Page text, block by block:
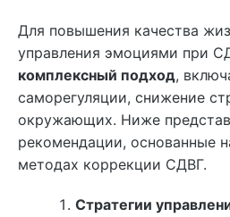
Для повышения качества
управления эмоциями при
комплексный подход,
саморегуляции, снижение
окружающих. Ниже
рекомендации, основанные
методах коррекции СДВГ.
Стратегии